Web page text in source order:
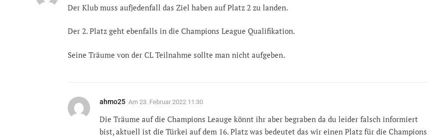
Der Klub muss aufjedenfall das Ziel haben auf Platz 2 zu landen.
Der 2. Platz geht ebenfalls in die Champions League Qualifikation.
Seine Träume von der CL Teilnahme sollte man nicht aufgeben.
ahmo25 Am 23. Februar 2022 11:30
Die Träume auf die Champions Leauge könnt ihr aber begraben da du leider falsch informiert
bist, aktuell ist die Türkei auf dem 16. Platz was bedeutet das wir einen Platz für die Champions